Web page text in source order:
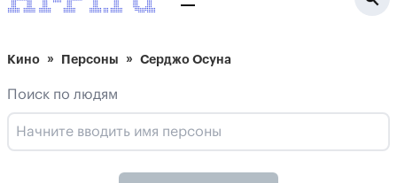
Кино Персоны Серджо Осуна
Поиск по людям